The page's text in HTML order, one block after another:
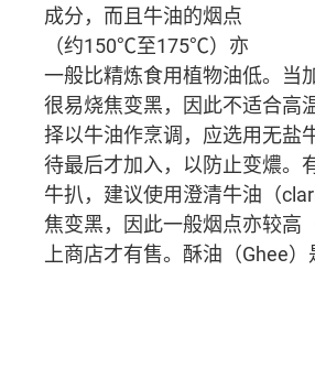
成分，而且牛油的烟点
（约150℃至175℃）亦
一般比精炼食用植物油低。当
很易烧焦变黑，因此不适合高
择以牛油作烹调，应选用无盐
待最后才加入，以防止变燶。
牛扒，建议使用澄清牛油（
焦变黑，因此一般烟点亦较
上商店才有售。酥油（Ghee）